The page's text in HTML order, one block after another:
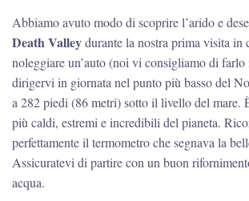
Abbiamo avuto modo di scoprire l’arido e
Death Valleydurante la nostra prima visita in
noleggiare un’auto (noi vi consigliamo di farlo
dirigervi in giornata nel punto più basso del
a 282 piedi (86 metri) sotto il livello del mare.
più caldi, estremi e incredibili del pianeta.
perfettamente il termometro che segnava la
Assicuratevi di partire con un buon
acqua.